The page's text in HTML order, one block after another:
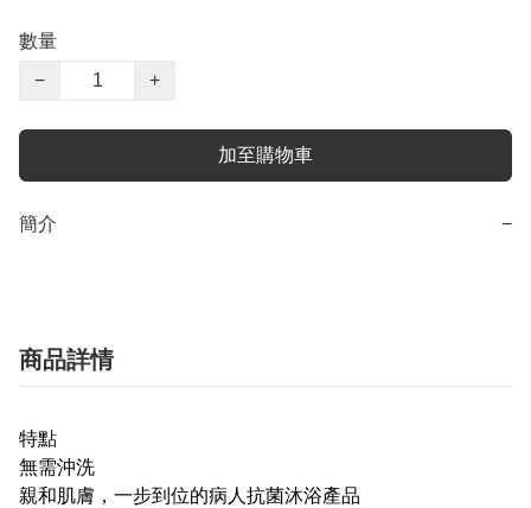
數量
−
+
加至購物車
簡介 −
商品詳情
特點
無需沖洗
親和肌膚，一步到位的病人抗菌沐浴產品